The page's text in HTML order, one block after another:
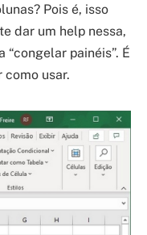
Pois é, isso
dar um help nessa,
painéis”. É
como usar.